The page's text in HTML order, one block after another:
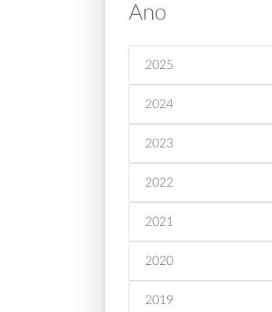
Ano
2025
2024
2023
2022
2021
2020
2019